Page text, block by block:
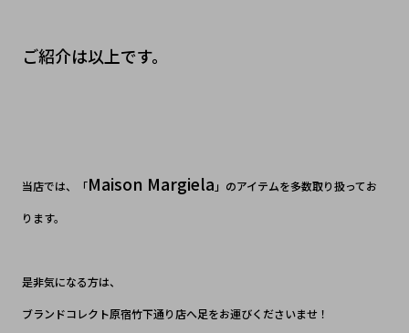
ご紹介は以上です。
当店では、「Maison Margiela 」のアイテムを多数取り扱ってお
ります。
是非気になる方は、
ブランドコレクト原宿竹下通り店へ足をお運びくださいませ！